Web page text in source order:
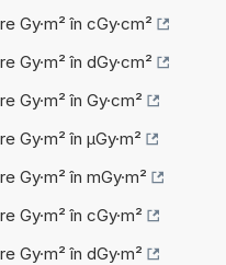
Gy·m² în cGy·cm²
Gy·m² în dGy·cm²
Gy·m² în Gy·cm²
Gy·m² în µGy·m²
Gy·m² în mGy·m²
Gy·m² în cGy·m²
Gy·m² în dGy·m²